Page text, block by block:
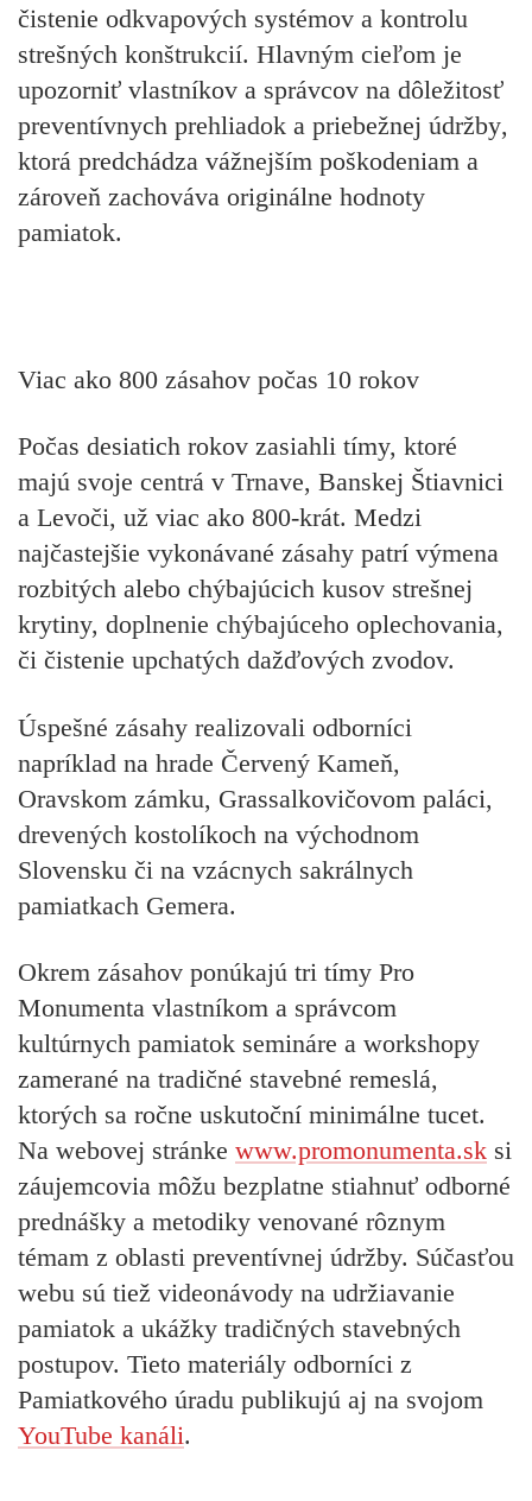
čistenie odkvapových systémov a kontrolu
strešných konštrukcií. Hlavným cieľom je
upozorniť vlastníkov a správcov na dôležitosť
preventívnych prehliadok a priebežnej údržby,
ktorá predchádza vážnejším poškodeniam a
zároveň zachováva originálne hodnoty
pamiatok.
Viac ako 800 zásahov počas 10 rokov
Počas desiatich rokov zasiahli tímy, ktoré
majú svoje centrá v Trnave, Banskej Štiavnici
a Levoči, už viac ako 800-krát. Medzi
najčastejšie vykonávané zásahy patrí výmena
rozbitých alebo chýbajúcich kusov strešnej
krytiny, doplnenie chýbajúceho oplechovania,
či čistenie upchatých dažďových zvodov.
Úspešné zásahy realizovali odborníci
napríklad na hrade Červený Kameň,
Oravskom zámku, Grassalkovičovom paláci,
drevených kostolíkoch na východnom
Slovensku či na vzácnych sakrálnych
pamiatkach Gemera.
Okrem zásahov ponúkajú tri tímy Pro
Monumenta vlastníkom a správcom
kultúrnych pamiatok semináre a workshopy
zamerané na tradičné stavebné remeslá,
ktorých sa ročne uskutoční minimálne tucet.
Na webovej stránke www.promonumenta.sk si
záujemcovia môžu bezplatne stiahnuť odborné
prednášky a metodiky venované rôznym
témam z oblasti preventívnej údržby. Súčasťou
webu sú tiež videonávody na udržiavanie
pamiatok a ukážky tradičných stavebných
postupov. Tieto materiály odborníci z
Pamiatkového úradu publikujú aj na svojom
YouTube kanáli.